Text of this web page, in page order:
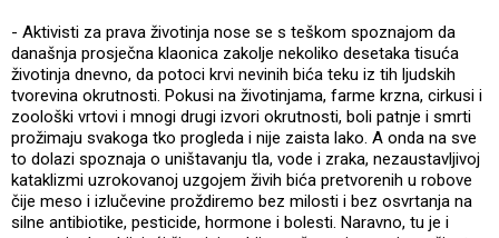
- Aktivisti za prava životinja nose se s teškom spoznajom da
današnja prosječna klaonica zakolje nekoliko desetaka tisuća
životinja dnevno, da potoci krvi nevinih bića teku iz tih ljudskih
tvorevina okrutnosti. Pokusi na životinjama, farme krzna, cirkusi i
zoološki vrtovi i mnogi drugi izvori okrutnosti, boli patnje i smrti
prožimaju svakoga tko progleda i nije zaista lako. A onda na sve
to dolazi spoznaja o uništavanju tla, vode i zraka, nezaustavljivoj
kataklizmi uzrokovanoj uzgojem živih bića pretvorenih u robove
čije meso i izlučevine proždiremo bez milosti i bez osvrtanja na
silne antibiotike, pesticide, hormone i bolesti. Naravno, tu je i